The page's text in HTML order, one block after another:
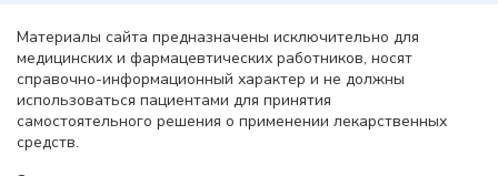
Материалы сайта предназначены исключительно для
медицинских и фармацевтических работников, носят
справочно-информационный характер и не должны
использоваться пациентами для принятия
самостоятельного решения о применении лекарственных
средств.